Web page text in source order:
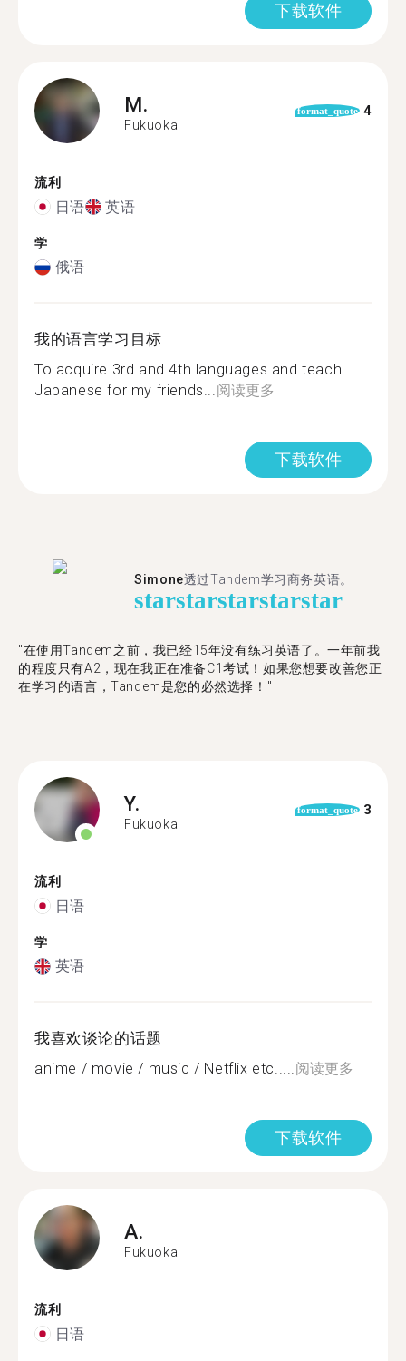
下载软件
M.
Fukuoka
format_quote 4
流利
日语 英语
学
俄语
我的语言学习目标
To acquire 3rd and 4th languages and teach
Japanese for my friends...阅读更多
下载软件
Simone透过Tandem学习商务英语。
starstarstarstarstar
"在使用Tandem之前，我已经15年没有练习英语了。一年前我
的程度只有A2，现在我正在准备C1考试！如果您想要改善您正
在学习的语言，Tandem是您的必然选择！"
Y.
Fukuoka
format_quote 3
流利
日语
学
英语
我喜欢谈论的话题
anime / movie / music / Netflix etc.....阅读更多
下载软件
A.
Fukuoka
流利
日语